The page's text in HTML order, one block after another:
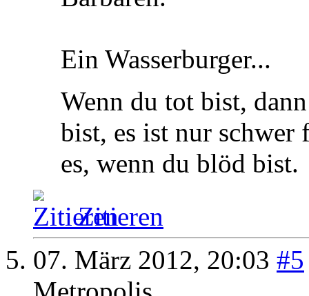
Ein Wasserburger...
Wenn du tot bist,
bist, es ist nur schwer
es, wenn du blöd bist.
Zitieren
07. März 2012, 20:03 #5